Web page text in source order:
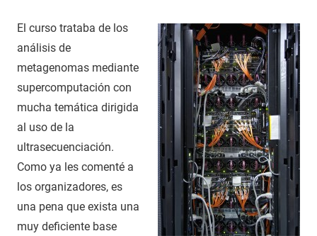
El curso trataba de los
análisis de
metagenomas mediante
supercomputación con
mucha temática dirigida
al uso de la
ultrasecuenciación.
Como ya les comenté a
los organizadores, es
una pena que exista una
muy deficiente base